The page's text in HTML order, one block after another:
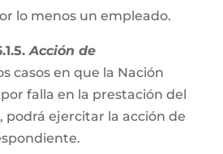
lo menos un empleado.
Acción de
casos en que la Nación
falla en la prestación del
podrá ejercitar la acción de